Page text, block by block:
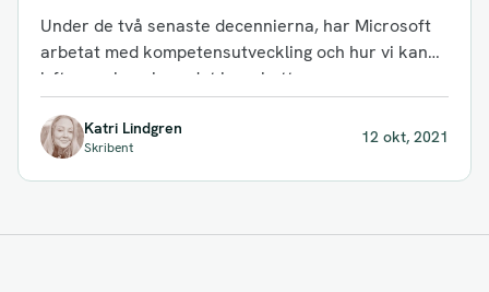
Microsoft MVP
Under de två senaste decennierna, har Microsoft
arbetat med kompetensutveckling och hur vi kan
lyfta upp kunskap, det har skett...
Katri Lindgren
Skribent
12 okt, 2021